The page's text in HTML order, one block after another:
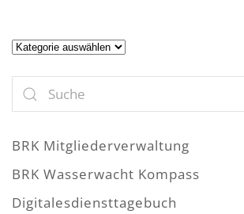
Artikel
BRK Mitgliederverwaltung
BRK Wasserwacht Kompass
Digitalesdiensttagebuch